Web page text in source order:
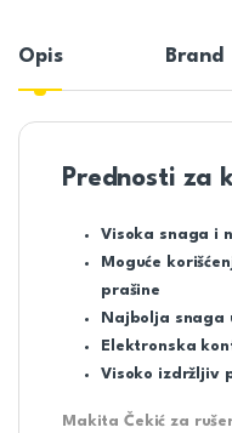
Opis Brand
Prednosti za
Visoka snaga i
Moguće
prašine
Najbolja snaga
Elektronska
Visoko izdržljiv
Makita Čekić za